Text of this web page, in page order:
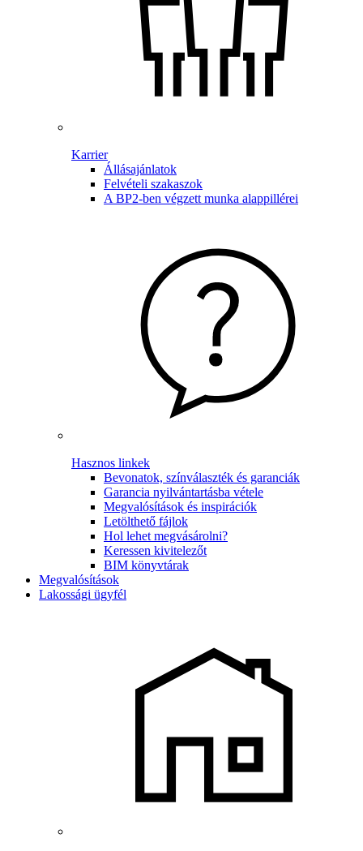
Karrier
Állásajánlatok
Felvételi szakaszok
A BP2-ben végzett munka alappillérei
Hasznos linkek
Bevonatok, színválaszték és garanciák
Garancia nyilvántartásba vétele
Megvalósítások és inspirációk
Letölthető fájlok
Hol lehet megvásárolni?
Keressen kivitelezőt
BIM könyvtárak
Megvalósítások
Lakossági ügyfél